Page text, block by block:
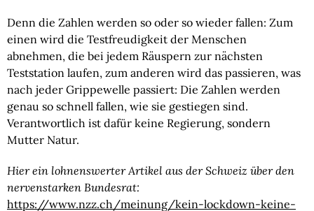
Denn die Zahlen werden so oder so wieder fallen: Zum
einen wird die Testfreudigkeit der Menschen
abnehmen, die bei jedem Räuspern zur nächsten
Teststation laufen, zum anderen wird das passieren, was
nach jeder Grippewelle passiert: Die Zahlen werden
genau so schnell fallen, wie sie gestiegen sind.
Verantwortlich ist dafür keine Regierung, sondern
Mutter Natur.
Hier ein lohnenswerter Artikel aus der Schweiz über den
nervenstarken Bundesrat:
https://www.nzz.ch/meinung/kein-lockdown-keine-